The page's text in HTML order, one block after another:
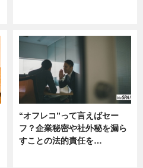
“オフレコ”って言えばセー
フ？企業秘密や社外秘を漏ら
すことの法的責任を…